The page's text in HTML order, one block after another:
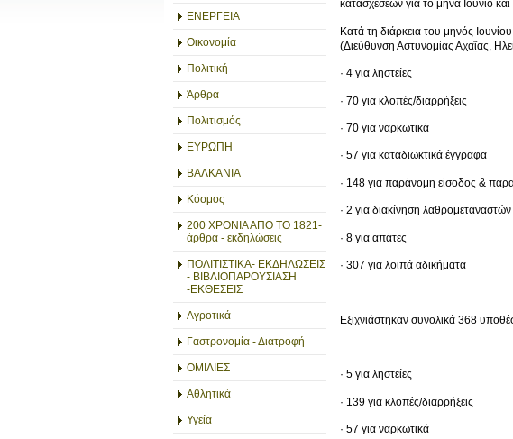
ΕΝΕΡΓΕΙΑ
Οικονομία
Πολιτική
Άρθρα
Πολιτισμός
ΕΥΡΩΠΗ
ΒΑΛΚΑΝΙΑ
Κόσμος
200 ΧΡΟΝΙΑ ΑΠΟ ΤΟ 1821-
άρθρα - εκδηλώσεις
ΠΟΛΙΤΙΣΤΙΚΑ- ΕΚΔΗΛΩΣΕΙΣ
- ΒΙΒΛΙΟΠΑΡΟΥΣΙΑΣΗ
-ΕΚΘΕΣΕΙΣ
Αγροτικά
Γαστρονομία - Διατροφή
ΟΜΙΛΙΕΣ
Αθλητικά
Υγεία
κατασχέσεων για το μήνα Ιούνιο
Κατά τη διάρκεια του μηνός
(Διεύθυνση Αστυνομίας Αχαΐας,
· 4 για ληστείες
· 70 για κλοπές/διαρρήξεις
· 70 για ναρκωτικά
· 57 για καταδιωκτικά έγγραφα
· 148 για παράνομη είσοδος &
· 2 για διακίνηση λαθρομεταναστών
· 8 για απάτες
· 307 για λοιπά αδικήματα
Εξιχνιάστηκαν συνολικά 368
· 5 για ληστείες
· 139 για κλοπές/διαρρήξεις
· 57 για ναρκωτικά